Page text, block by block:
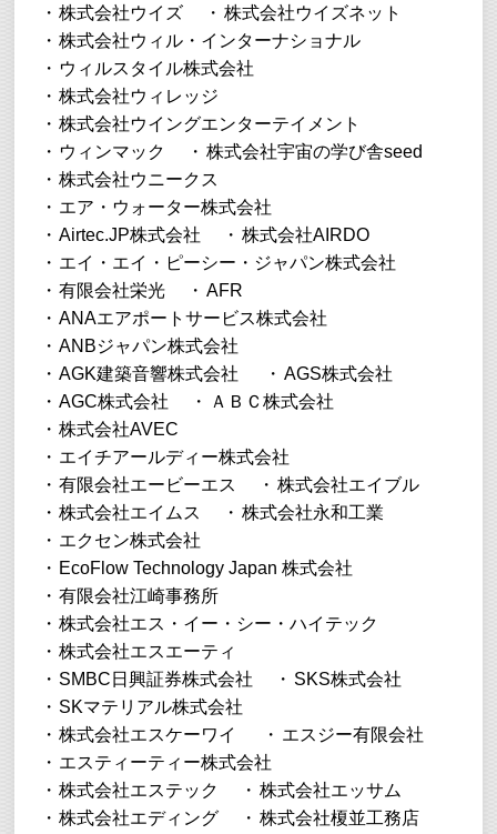
株式会社ウイズ
株式会社ウイズネット
株式会社ウィル・インターナショナル
ウィルスタイル株式会社
株式会社ウィレッジ
株式会社ウイングエンターテイメント
ウィンマック
株式会社宇宙の学び舎seed
株式会社ウニークス
エア・ウォーター株式会社
Airtec.JP株式会社
株式会社AIRDO
エイ・エイ・ピーシー・ジャパン株式会社
有限会社栄光
AFR
ANAエアポートサービス株式会社
ANBジャパン株式会社
AGK建築音響株式会社
AGS株式会社
AGC株式会社
ＡＢＣ株式会社
株式会社AVEC
エイチアールディー株式会社
有限会社エービーエス
株式会社エイブル
株式会社エイムス
株式会社永和工業
エクセン株式会社
EcoFlow Technology Japan 株式会社
有限会社江崎事務所
株式会社エス・イー・シー・ハイテック
株式会社エスエーティ
SMBC日興証券株式会社
SKS株式会社
SKマテリアル株式会社
株式会社エスケーワイ
エスジー有限会社
エスティーティー株式会社
株式会社エステック
株式会社エッサム
株式会社エディング
株式会社榎並工務店